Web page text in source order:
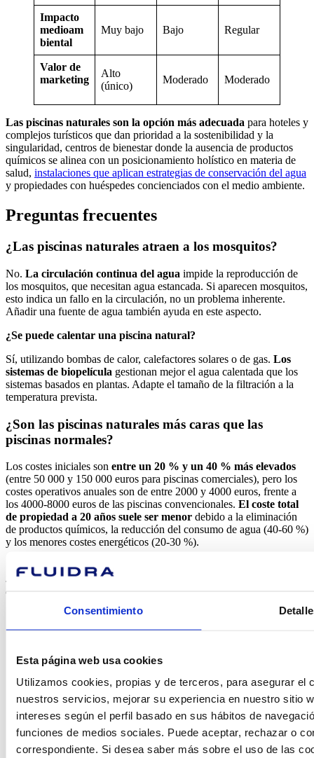
Consentimiento
Esta página web usa cookies
Utilizamos cookies, propias y de terceros, para asegurar el
nuestros servicios, mejorar su experiencia en nuestro sitio
intereses según el perfil basado en sus hábitos de
funciones de medios sociales. Puede aceptar, rechazar o
correspondiente. Si desea saber más sobre el uso de las
Impacto
medioam
biental
Muy bajo Bajo Regular
Valor de
marketing
Alto
(único)
Moderado Moderado
Las piscinas naturales son la opción más adecuada para hoteles y
complejos turísticos que dan prioridad a la sostenibilidad y la
singularidad, centros de bienestar donde la ausencia de productos
químicos se alinea con un posicionamiento holístico en materia de
salud, instalaciones que aplican estrategias de conservación del agua
y propiedades con huéspedes concienciados con el medio ambiente.
Preguntas frecuentes
¿Las piscinas naturales atraen a los mosquitos?
No. La circulación continua del agua impide la reproducción de
los mosquitos, que necesitan agua estancada. Si aparecen mosquitos,
esto indica un fallo en la circulación, no un problema inherente.
Añadir una fuente de agua también ayuda en este aspecto.
¿Se puede calentar una piscina natural?
Sí, utilizando bombas de calor, calefactores solares o de gas. Los
sistemas de biopelícula gestionan mejor el agua calentada que los
sistemas basados en plantas. Adapte el tamaño de la filtración a la
temperatura prevista.
¿Son las piscinas naturales más caras que las
piscinas normales?
Los costes iniciales son entre un 20 % y un 40 % más elevados
(entre 50 000 y 150 000 euros para piscinas comerciales), pero los
costes operativos anuales son de entre 2000 y 4000 euros, frente a
los 4000-8000 euros de las piscinas convencionales. El coste total
de propiedad a 20 años suele ser menor debido a la eliminación
de productos químicos, la reducción del consumo de agua (40-60 %)
y los menores costes energéticos (20-30 %).
Todas las aproximaciones de costes proporcionadas en este artículo
son orientativas, por lo que pueden variar dependiendo del proyecto
e instalación en cuestión.
¿En qué
podemos